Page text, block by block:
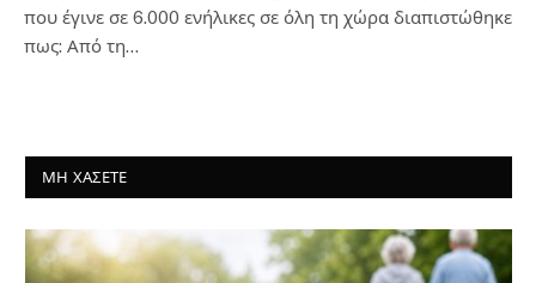
που έγινε σε 6.000 ενήλικες σε όλη τη χώρα διαπιστώθηκε
πως: Από τη…
ΜΗ ΧΑΣΕΤΕ